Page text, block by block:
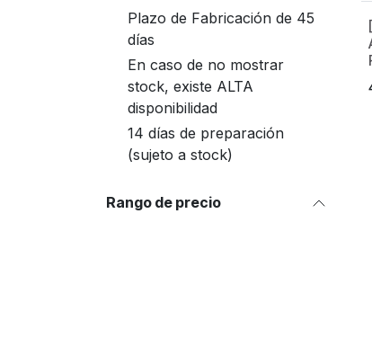
Plazo de Fabricación de 45
días
En caso de no mostrar
stock, existe ALTA
disponibilidad
14 días de preparación
(sujeto a stock)
Rango de precio